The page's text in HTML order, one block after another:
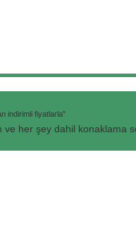
indirimli fiyatlarla"
ve her şey dahil konaklama